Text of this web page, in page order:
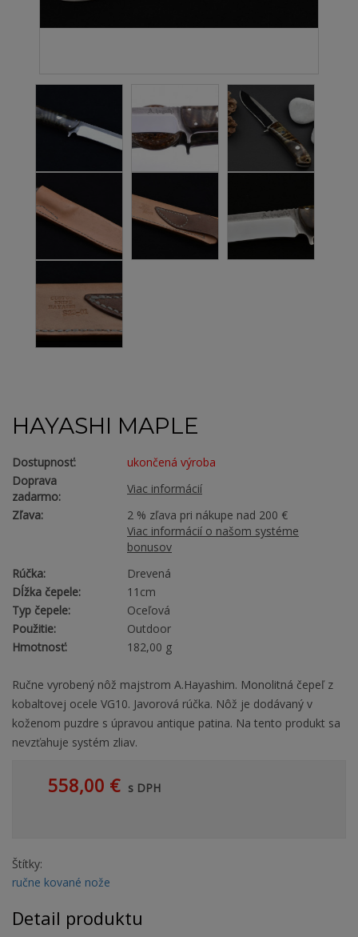
HAYASHI MAPLE
Dostupnosť:
ukončená výroba
Doprava
zadarmo:
Viac informácií
Zľava:
2 % zľava pri nákupe nad 200 €
Viac informácií o našom systéme
bonusov
Rúčka:
Drevená
Dĺžka čepele:
11cm
Typ čepele:
Oceľová
Použitie:
Outdoor
Hmotnosť:
182,00 g
Ručne vyrobený nôž majstrom A.Hayashim. Monolitná čepeľ z
kobaltovej ocele VG10. Javorová rúčka. Nôž je dodávaný v
koženom puzdre s úpravou antique patina. Na tento produkt sa
nevzťahuje systém zliav.
558,00 € s DPH
Štítky:
ručne kované nože
Detail produktu